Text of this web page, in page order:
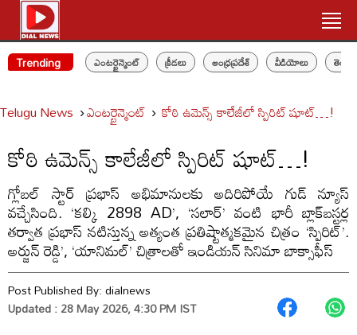
Trending ఎంటర్టైన్మెంట్ క్రీడలు ఆంధ్రప్రదేశ్ వీడియోలు
Telugu News ఎంటర్టైన్మెంట్ కోఠి ఉమెన్స్ కాలేజీలో స్పిరిట్ షూట్…!
కోఠి ఉమెన్స్ కాలేజీలో స్పిరిట్ షూట్…!
గ్లోబల్ స్టార్ ప్రభాస్ అభిమానులకు అదిరిపోయే గుడ్ న్యూస్
వచ్చేసింది. ‘కల్కి 2898 AD’, ‘సలార్’ వంటి భారీ బ్లాక్‌బస్టర్ల
తర్వాత ప్రభాస్ నటిస్తున్న అత్యంత ప్రతిష్టాత్మకమైన చిత్రం ‘స్పిరిట్’.
అర్జున్ రెడ్డి’, ‘యానిమల్’ చిత్రాలతో ఇండియన్ సినిమా బాక్సాఫీస్‌
Post Published By:dialnews
Updated : 28 May 2026, 4:30 PM IST